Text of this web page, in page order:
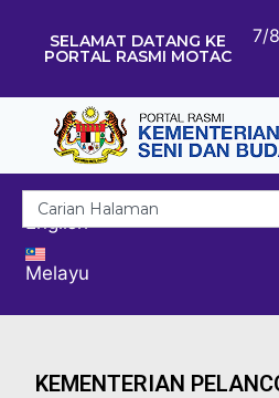
SELAMAT DATANG KE
PORTAL RASMI MOTAC
7/
English
Melayu
KEMENTERIAN